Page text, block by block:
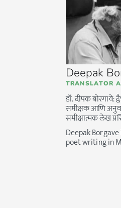
Deepak
TRANSLATOR
डॉ. दीपक बोरगावे:
समीक्षक आणि
समीक्षात्मक लेख
Deepak
poet writing in